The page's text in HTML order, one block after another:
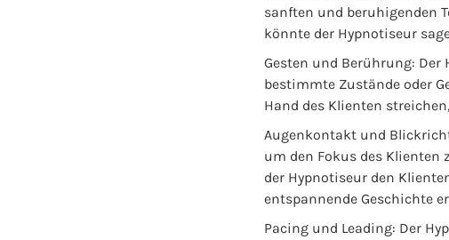
sanften und beruhigenden
könnte der Hypnotiseur
Gesten und Berührung:
bestimmte Zustände oder
Hand des Klienten
Augenkontakt und
um den Fokus des Klienten
der Hypnotiseur den
entspannende Geschichte
Pacing und Leading: Der